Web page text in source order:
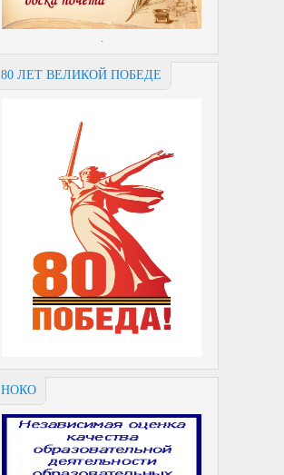
.
80 ЛЕТ ВЕЛИКОЙ ПОБЕДЕ
НОКО